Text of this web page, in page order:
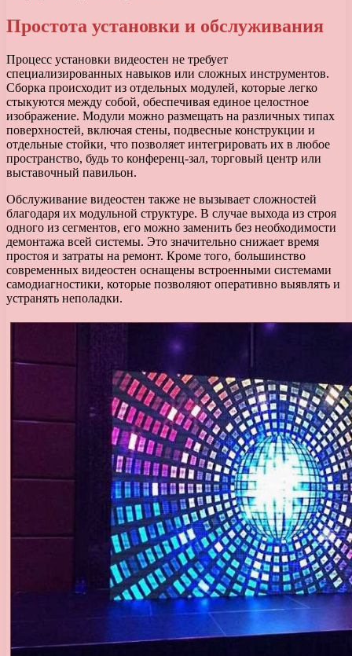
Простота установки и обслуживания
Процесс установки видеостен не требует
специализированных навыков или сложных инструментов.
Сборка происходит из отдельных модулей, которые легко
стыкуются между собой, обеспечивая единое целостное
изображение. Модули можно размещать на различных типах
поверхностей, включая стены, подвесные конструкции и
отдельные стойки, что позволяет интегрировать их в любое
пространство, будь то конференц-зал, торговый центр или
выставочный павильон.
Обслуживание видеостен также не вызывает сложностей
благодаря их модульной структуре. В случае выхода из строя
одного из сегментов, его можно заменить без необходимости
демонтажа всей системы. Это значительно снижает время
простоя и затраты на ремонт. Кроме того, большинство
современных видеостен оснащены встроенными системами
самодиагностики, которые позволяют оперативно выявлять и
устранять неполадки.